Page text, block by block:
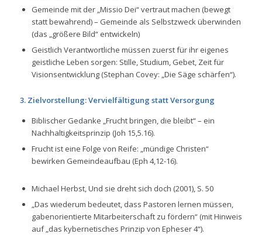
Gemeinde mit der „Missio Dei“ vertraut machen (bewegt
statt bewahrend) – Gemeinde als Selbstzweck überwinden
(das „größere Bild“ entwickeln)
Geistlich Verantwortliche müssen zuerst für ihr eigenes
geistliche Leben sorgen: Stille, Studium, Gebet, Zeit für
Visionsentwicklung (Stephan Covey: „Die Säge schärfen“).
3. Zielvorstellung: Vervielfältigung statt Versorgung
Biblischer Gedanke „Frucht bringen, die bleibt“– ein
Nachhaltigkeitsprinzip (Joh 15,5.16).
Frucht ist eine Folge von Reife: „mündige Christen“
bewirken Gemeindeaufbau (Eph 4,12-16).
Michael Herbst, Und sie dreht sich doch (2001), S. 50
„Das wiederum bedeutet, dass Pastoren lernen müssen,
gabenorientierte Mitarbeiterschaft zu fördern“ (mit Hinweis
auf„das kybernetisches Prinzip von Epheser 4“).